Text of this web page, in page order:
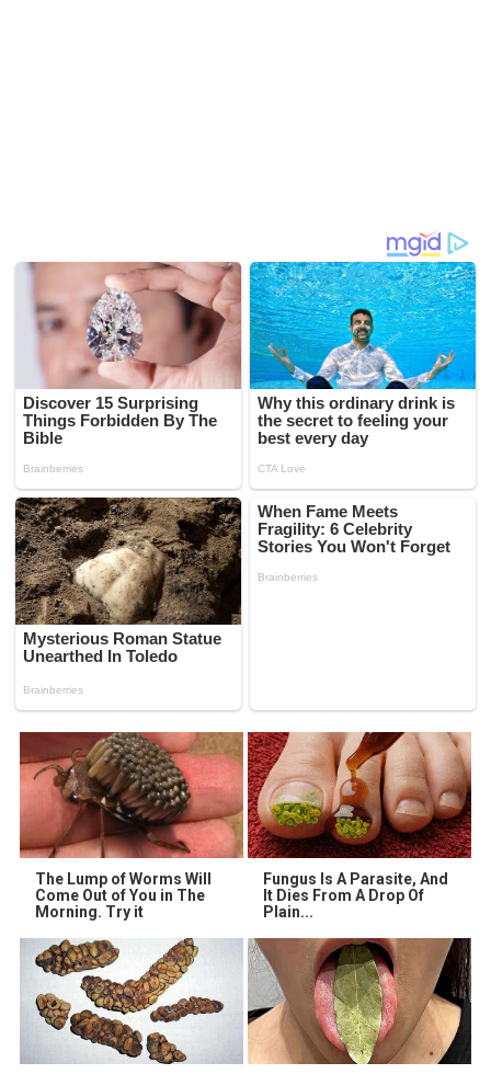
The Lump of Worms Will
Come Out of You in The
Morning. Try it
Fungus Is A Parasite, And
It Dies From A Drop Of
Plain...